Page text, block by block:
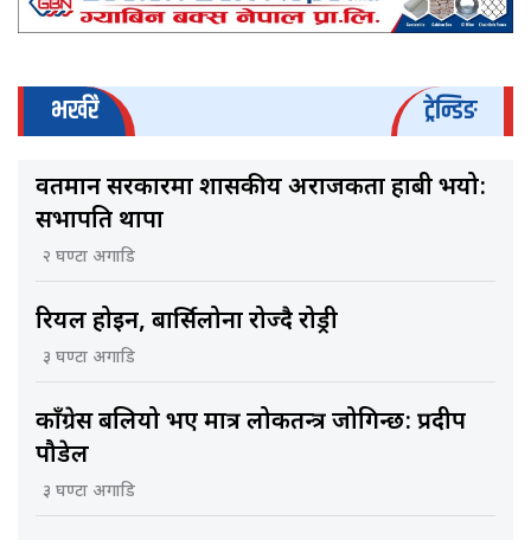
भर्खरै ट्रेन्डिङ
वर्तमान सरकारमा शासकीय अराजकता हाबी भयो:
सभापति थापा
२ घण्टा अगाडि
रियल होइन, बार्सिलोना रोज्दै रोड्री
३ घण्टा अगाडि
काँग्रेस बलियो भए मात्र लोकतन्त्र जोगिन्छ: प्रदीप
पौडेल
३ घण्टा अगाडि